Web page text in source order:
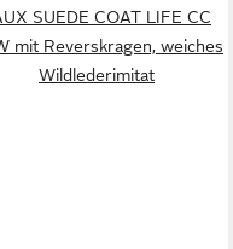
SUEDE COAT LIFE CC
mit Reverskragen, weiches
Wildlederimitat